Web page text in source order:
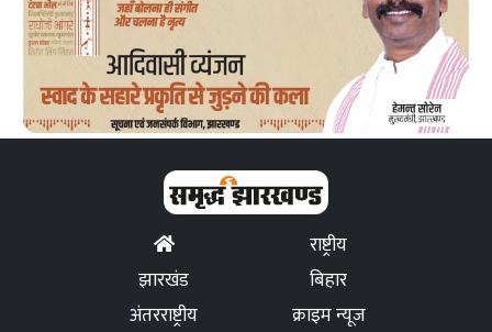
राष्ट्रीय
झारखंड
बिहार
अंतरराष्ट्रीय
क्राइम न्यूज